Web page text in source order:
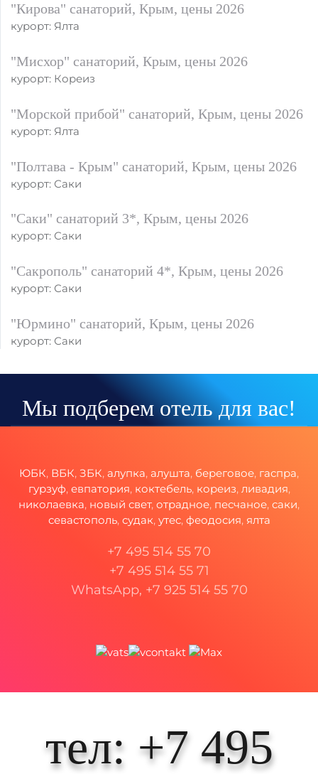
"Кирова" санаторий, Крым, цены 2026
курорт: Ялта
"Мисхор" санаторий, Крым, цены 2026
курорт: Кореиз
"Морской прибой" санаторий, Крым, цены 2026
курорт: Ялта
"Полтава - Крым" санаторий, Крым, цены 2026
курорт: Саки
"Саки" санаторий 3*, Крым, цены 2026
курорт: Саки
"Сакрополь" санаторий 4*, Крым, цены 2026
курорт: Саки
"Юрмино" санаторий, Крым, цены 2026
курорт: Саки
Мы подберем отель для вас!
ЮБК, ВБК, ЗБК, алупка, алушта, береговое, гаспра,
гурзуф, евпатория, коктебель, кореиз, ливадия,
николаевка, новый свет, отрадное, песчаное, саки,
севастополь, судак, утес, феодосия, ялта
+7 495 514 55 70
+7 495 514 55 71
WhatsApp, +7 925 514 55 70
тел: +7 495